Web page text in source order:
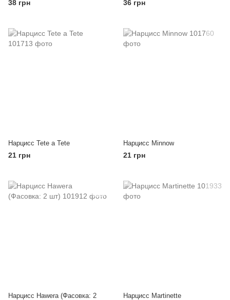
38 грн 36 грн
Нарцисс Tete a Tete
21 грн
Нарцисс Minnow
21 грн
Нарцисс Hawera (Фасовка: 2
Нарцисс Martinette